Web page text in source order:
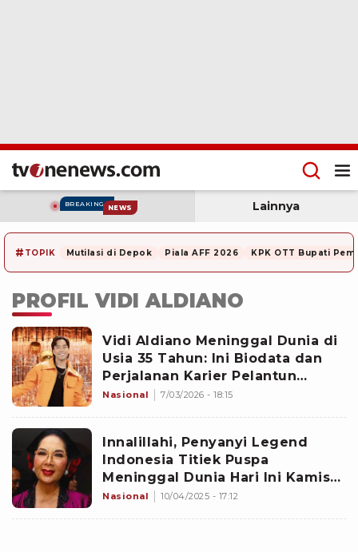
BREAKING NEWS Lainnya
# TOPIK Mutilasi di Depok Piala AFF 2026 KPK OTT Bupati
PROFIL VIDI ALDIANO
Vidi Aldiano Meninggal Dunia di
Usia 35 Tahun: Ini Biodata dan
Perjalanan Karier Pelantun
âNuansa Beningâ
Nasional 7/03/2026 - 18:15
Innalillahi, Penyanyi Legend
Indonesia Titiek Puspa
Meninggal Dunia Hari Ini Kamis
10 April 2025, Mohon Doanya
Nasional 10/04/2025 - 17:12